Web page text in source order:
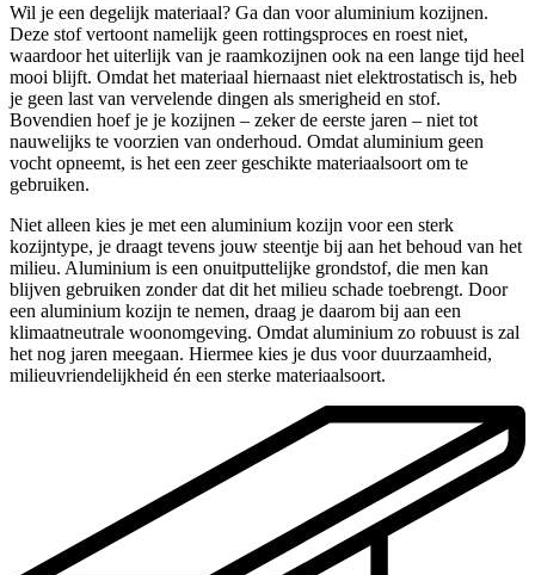
Wil je een degelijk materiaal? Ga dan voor aluminium kozijnen.
Deze stof vertoont namelijk geen rottingsproces en roest niet,
waardoor het uiterlijk van je raamkozijnen ook na een lange tijd heel
mooi blijft. Omdat het materiaal hiernaast niet elektrostatisch is, heb
je geen last van vervelende dingen als smerigheid en stof.
Bovendien hoef je je kozijnen – zeker de eerste jaren – niet tot
nauwelijks te voorzien van onderhoud. Omdat aluminium geen
vocht opneemt, is het een zeer geschikte materiaalsoort om te
gebruiken.
Niet alleen kies je met een aluminium kozijn voor een sterk
kozijntype, je draagt tevens jouw steentje bij aan het behoud van het
milieu. Aluminium is een onuitputtelijke grondstof, die men kan
blijven gebruiken zonder dat dit het milieu schade toebrengt. Door
een aluminium kozijn te nemen, draag je daarom bij aan een
klimaatneutrale woonomgeving. Omdat aluminium zo robuust is zal
het nog jaren meegaan. Hiermee kies je dus voor duurzaamheid,
milieuvriendelijkheid én een sterke materiaalsoort.